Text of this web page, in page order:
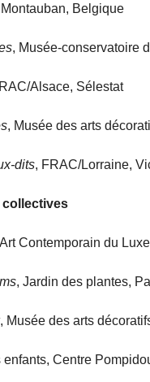
Belgique
, Musée-conservatoire
Alsace, Sélestat
, Musée des arts
dits, FRAC/Lorraine,
Contemporain du
, Jardin des plantes,
, Musée des arts
enfants, Centre